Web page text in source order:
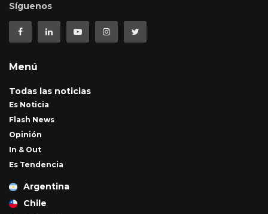
Síguenos
Menú
Todas las noticias
Es Noticia
Flash News
Opinión
In & Out
Es Tendencia
Argentina
Chile